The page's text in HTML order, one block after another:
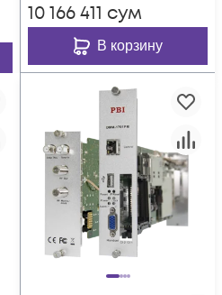
10 166 411 сум
В корзину